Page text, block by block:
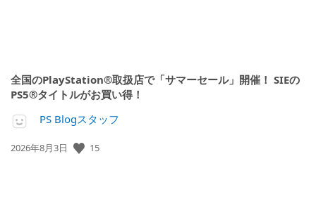
全国のPlayStation®取扱店で「サマーセール」開催！ SIEの
PS5®タイトルがお買い得！
PS Blogスタッフ
公
2026年8月3日 15